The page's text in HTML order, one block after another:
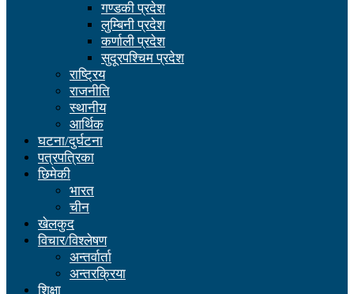
गण्डकी प्रदेश
लुम्बिनी प्रदेश
कर्णाली प्रदेश
सुदूरपश्चिम प्रदेश
राष्ट्रिय
राजनीति
स्थानीय
आर्थिक
घटना/दुर्घटना
पत्रपत्रिका
छिमेकी
भारत
चीन
खेलकुद
विचार/विश्लेषण
अन्तर्वार्ता
अन्तरक्रिया
शिक्षा